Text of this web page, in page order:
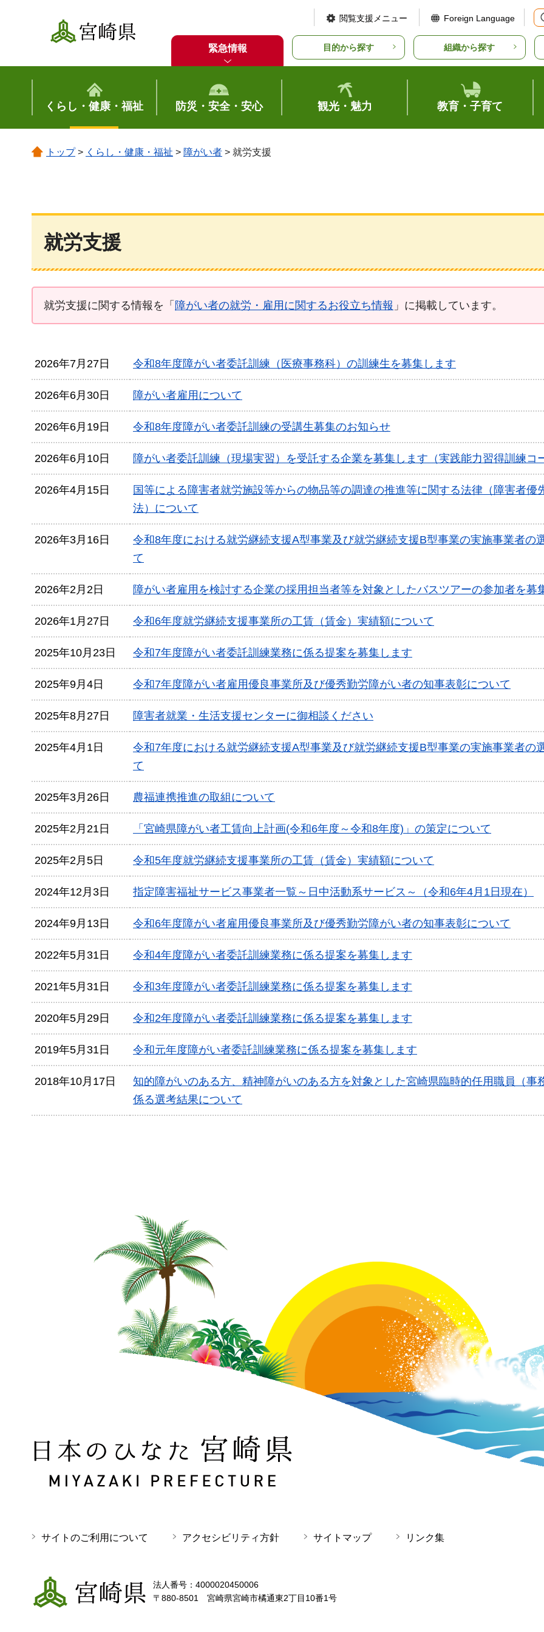
宮崎県
閲覧支援メニュー Foreign Language
緊急情報 目的から探す 組織から探す
くらし・健康・福祉 防災・安全・安心 観光・魅力 教育・子育て
トップ> くらし・健康・福祉 > 障がい者 > 就労支援
就労支援
就労支援に関する情報を「 障がい者の就労・雇用に関するお役立ち情報 」に掲載しています。
2026年7月27日 令和8年度障がい者委託訓練（医療事務科）の訓練生を募集します
2026年6月30日 障がい者雇用について
2026年6月19日 令和8年度障がい者委託訓練の受講生募集のお知らせ
2026年6月10日 障がい者委託訓練（現場実習）を受託する企業を募集します（実践能力習得訓練コ
2026年4月15日
国等による障害者就労施設等からの物品等の調達の推進等に関する法律（障害者優
法）について
2026年3月16日
令和8年度における就労継続支援A型事業及び就労継続支援B型事業の実施事業者の
て
2026年2月2日 障がい者雇用を検討する企業の採用担当者等を対象としたバスツアーの参加者を募
2026年1月27日 令和6年度就労継続支援事業所の工賃（賃金）実績額について
2025年10月23日 令和7年度障がい者委託訓練業務に係る提案を募集します
2025年9月4日 令和7年度障がい者雇用優良事業所及び優秀勤労障がい者の知事表彰について
2025年8月27日 障害者就業・生活支援センターに御相談ください
2025年4月1日
令和7年度における就労継続支援A型事業及び就労継続支援B型事業の実施事業者の
て
2025年3月26日 農福連携推進の取組について
2025年2月21日 「宮崎県障がい者工賃向上計画(令和6年度～令和8年度)」の策定について
2025年2月5日 令和5年度就労継続支援事業所の工賃（賃金）実績額について
2024年12月3日 指定障害福祉サービス事業者一覧～日中活動系サービス～（令和6年4月1日現在）
2024年9月13日 令和6年度障がい者雇用優良事業所及び優秀勤労障がい者の知事表彰について
2022年5月31日 令和4年度障がい者委託訓練業務に係る提案を募集します
2021年5月31日 令和3年度障がい者委託訓練業務に係る提案を募集します
2020年5月29日 令和2年度障がい者委託訓練業務に係る提案を募集します
2019年5月31日 令和元年度障がい者委託訓練業務に係る提案を募集します
2018年10月17日
知的障がいのある方、精神障がいのある方を対象とした宮崎県臨時的任用職員（事
係る選考結果について
日本のひなた 宮崎県 MIYAZAKI PREFECTURE
サイトのご利用について アクセシビリティ方針 サイトマップ リンク集
宮崎県
法人番号：4000020450006
〒880-8501 宮崎県宮崎市橘通東2丁目10番1号